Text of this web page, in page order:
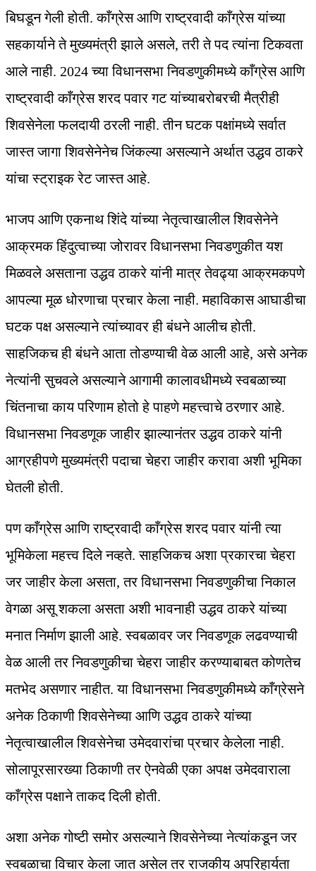
बिघडून गेली होती. काँग्रेस आणि राष्ट्रवादी काँग्रेस यांच्या
सहकार्याने ते मुख्यमंत्री झाले असले, तरी ते पद त्यांना टिकवता
आले नाही. 2024 च्या विधानसभा निवडणुकीमध्ये काँग्रेस आणि
राष्ट्रवादी काँग्रेस शरद पवार गट यांच्याबरोबरची मैत्रीही
शिवसेनेला फलदायी ठरली नाही. तीन घटक पक्षांमध्ये सर्वात
जास्त जागा शिवसेनेनेच जिंकल्या असल्याने अर्थात उद्धव ठाकरे
यांचा स्ट्राइक रेट जास्त आहे.
भाजप आणि एकनाथ शिंदे यांच्या नेतृत्वाखालील शिवसेनेने
आक्रमक हिंदुत्वाच्या जोरावर विधानसभा निवडणुकीत यश
मिळवले असताना उद्धव ठाकरे यांनी मात्र तेवढ्या आक्रमकपणे
आपल्या मूळ धोरणाचा प्रचार केला नाही. महाविकास आघाडीचा
घटक पक्ष असल्याने त्यांच्यावर ही बंधने आलीच होती.
साहजिकच ही बंधने आता तोडण्याची वेळ आली आहे, असे अनेक
नेत्यांनी सुचवले असल्याने आगामी कालावधीमध्ये स्वबळाच्या
चिंतनाचा काय परिणाम होतो हे पाहणे महत्त्वाचे ठरणार आहे.
विधानसभा निवडणूक जाहीर झाल्यानंतर उद्धव ठाकरे यांनी
आग्रहीपणे मुख्यमंत्री पदाचा चेहरा जाहीर करावा अशी भूमिका
घेतली होती.
पण काँग्रेस आणि राष्ट्रवादी काँग्रेस शरद पवार यांनी त्या
भूमिकेला महत्त्व दिले नव्हते. साहजिकच अशा प्रकारचा चेहरा
जर जाहीर केला असता, तर विधानसभा निवडणुकीचा निकाल
वेगळा असू शकला असता अशी भावनाही उद्धव ठाकरे यांच्या
मनात निर्माण झाली आहे. स्वबळावर जर निवडणूक लढवण्याची
वेळ आली तर निवडणुकीचा चेहरा जाहीर करण्याबाबत कोणतेच
मतभेद असणार नाहीत. या विधानसभा निवडणुकीमध्ये काँग्रेसने
अनेक ठिकाणी शिवसेनेच्या आणि उद्धव ठाकरे यांच्या
नेतृत्वाखालील शिवसेनेचा उमेदवारांचा प्रचार केलेला नाही.
सोलापूरसारख्या ठिकाणी तर ऐनवेळी एका अपक्ष उमेदवाराला
काँग्रेस पक्षाने ताकद दिली होती.
अशा अनेक गोष्टी समोर असल्याने शिवसेनेच्या नेत्यांकडून जर
स्वबळाचा विचार केला जात असेल तर राजकीय अपरिहार्यता